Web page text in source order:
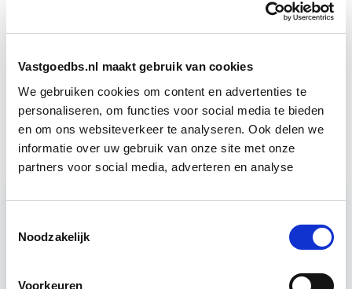
Vastgoedbs.nl maakt gebruik van cookies
We gebruiken cookies om content en advertenties te
personaliseren, om functies voor social media te bieden
en om ons websiteverkeer te analyseren. Ook delen we
informatie over uw gebruik van onze site met onze
partners voor social media, adverteren en analyse
Noodzakelijk
Voorkeuren
Gebouwbeheer
starten
Projectleider Vastgoed Start di 22 sep
Integraal Vastgoedinspecteur